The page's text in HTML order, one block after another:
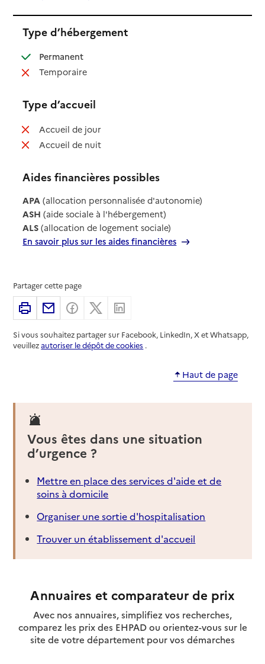
Type d’hébergement
Permanent: disponible
Temporaire: non disponible
Type d’accueil
Accueil de jour: non disponible
Accueil de nuit: non disponible
Aides financières possibles
APA (allocation personnalisée d'autonomie)
ASH (aide sociale à l'hébergement)
ALS (allocation de logement sociale)
En savoir plus sur les aides financières
Partager cette page
ImprimerPartager par email
Partager sur Facebook
Partager sur X
Si vous souhaitez partager sur Facebook, LinkedIn, X et Whatsapp,
veuillezautoriser le dépôt de cookies .
Haut de page
Vous êtes dans une situation
d’urgence ?
Mettre en place des services d'aide et de
soins à domicile
Organiser une sortie d'hospitalisation
Trouver un établissement d'accueil
Annuaires et comparateur de prix
Avec nos annuaires, simplifiez vos recherches,
comparez les prix des EHPAD ou orientez-vous sur le
site de votre département pour vos démarches